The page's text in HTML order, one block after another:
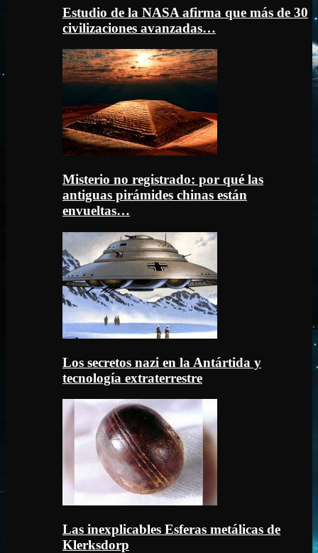
Estudio de la NASA afirma que más de 30
civilizaciones avanzadas…
Misterio no registrado: por qué las
antiguas pirámides chinas están
envueltas…
Los secretos nazi en la Antártida y
tecnología extraterrestre
Las inexplicables Esferas metálicas de
Klerksdorp